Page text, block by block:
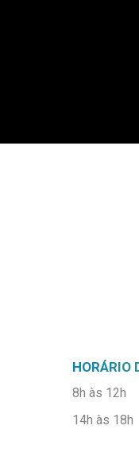
HORÁRIO
8h às 12h
14h às 18h